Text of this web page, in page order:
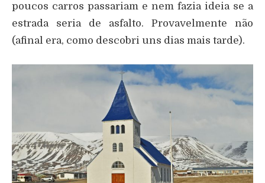
poucos carros passariam e nem fazia ideia se a
estrada seria de asfalto. Provavelmente não
(afinal era, como descobri uns dias mais tarde).